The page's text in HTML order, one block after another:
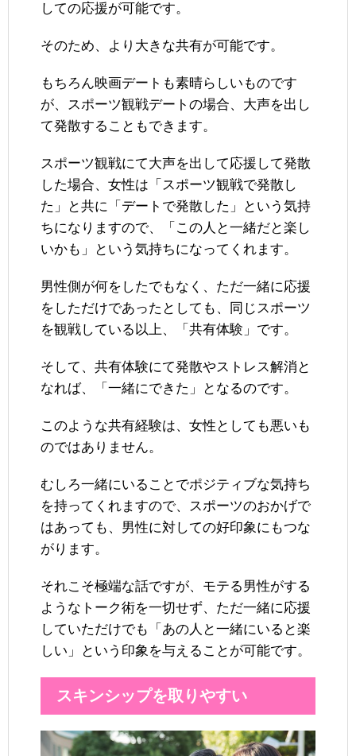
しての応援が可能です。
そのため、より大きな共有が可能です。
もちろん映画デートも素晴らしいものです
が、スポーツ観戦デートの場合、大声を出し
て発散することもできます。
スポーツ観戦にて大声を出して応援して発散
した場合、女性は「スポーツ観戦で発散し
た」と共に「デートで発散した」という気持
ちになりますので、「この人と一緒だと楽し
いかも」という気持ちになってくれます。
男性側が何をしたでもなく、ただ一緒に応援
をしただけであったとしても、同じスポーツ
を観戦している以上、「共有体験」です。
そして、共有体験にて発散やストレス解消と
なれば、「一緒にできた」となるのです。
このような共有経験は、女性としても悪いも
のではありません。
むしろ一緒にいることでポジティブな気持ち
を持ってくれますので、スポーツのおかげで
はあっても、男性に対しての好印象にもつな
がります。
それこそ極端な話ですが、モテる男性がする
ようなトーク術を一切せず、ただ一緒に応援
していただけでも「あの人と一緒にいると楽
しい」という印象を与えることが可能です。
スキンシップを取りやすい